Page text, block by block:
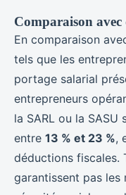
Comparaison
En comparaison
tels que les
portage salarial
entrepreneurs
la SARL ou la
entre 13 % et 23 %,
déductions fiscales.
garantissent pas les